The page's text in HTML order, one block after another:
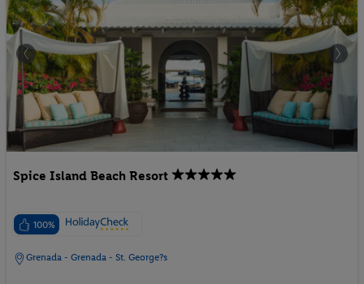
Spice Island Beach Resort
100%
Grenada - Grenada - St. George?s